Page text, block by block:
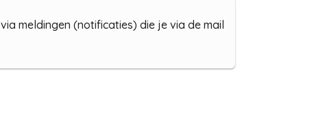
meldingen (notificaties) die je via de mail